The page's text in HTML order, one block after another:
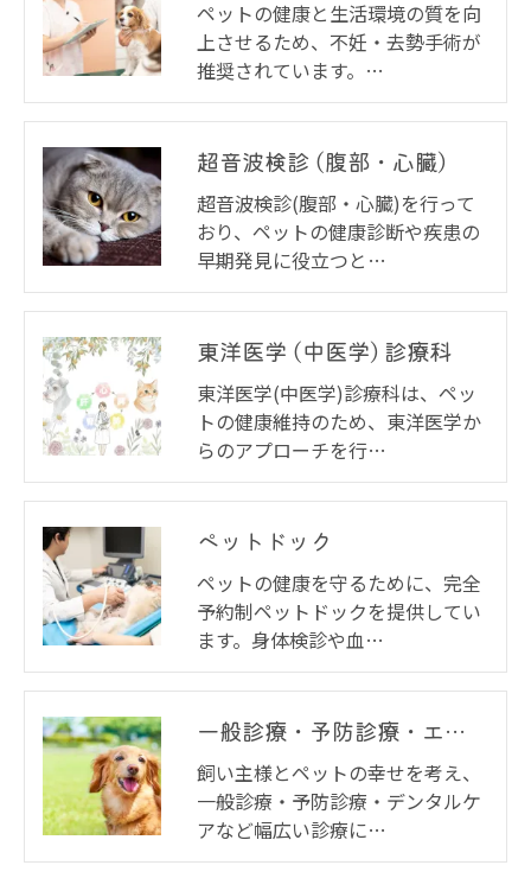
ペットの健康と生活環境の質を向
上させるため、不妊・去勢手術が
推奨されています。…
超音波検診 (腹部・心臓)
超音波検診(腹部・心臓)を行って
おり、ペットの健康診断や疾患の
早期発見に役立つと…
東洋医学 (中医学) 診療科
東洋医学(中医学)診療科は、ペッ
トの健康維持のため、東洋医学か
らのアプローチを行…
ペットドック
ペットの健康を守るために、完全
予約制ペットドックを提供してい
ます。身体検診や血…
一般診療・予防診療・エチケットケアー・ご相談
飼い主様とペットの幸せを考え、
一般診療・予防診療・デンタルケ
アなど幅広い診療に…